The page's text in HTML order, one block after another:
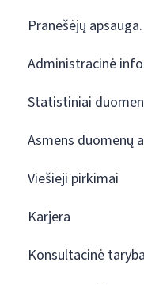
Pranešėjų
Administracinė
Statistiniai
Asmens duomenų
Viešieji pirkimai
Karjera
Konsultacinė taryba